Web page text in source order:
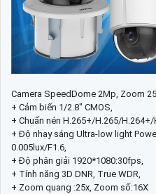
Camera SpeedDome 2Mp, Zoom
+ Cảm biến 1/2.8" CMOS,
+ Chuấn nén H.265+/H.265/H.264+/
+ Độ nhạy sáng Ultra-low light
0.005lux/F1.6,
+ Độ phân giải 1920*1080:30fps,
+ Tính năng 3D DNR, True WDR,
+ Zoom quang :25x, Zoom số:16X